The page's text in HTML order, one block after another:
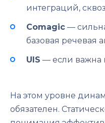
интеграций,
Comagic —
базовая речевая
UIS — если важна
На этом уровне
обязателен.